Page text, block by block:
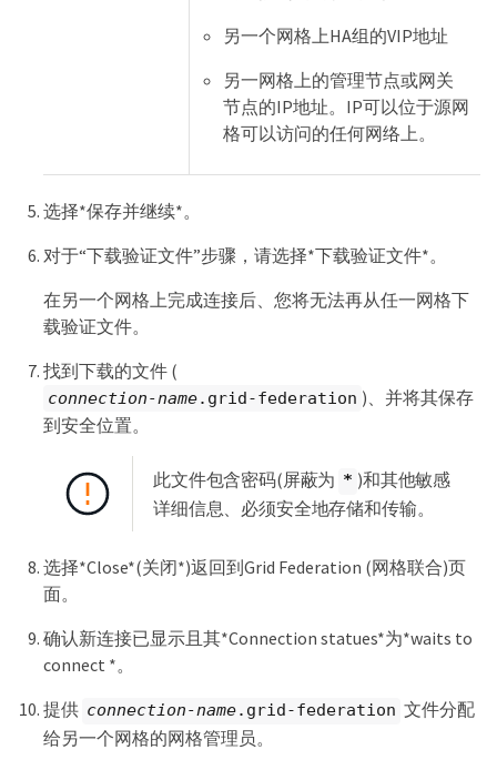
另一个网格上HA组的VIP地址
另一网格上的管理节点或网关
节点的IP地址。IP可以位于源网
格可以访问的任何网络上。
选择*保存并继续*。
对于“下载验证文件”步骤，请选择*下载验证文件*。
在另一个网格上完成连接后、您将无法再从任一网格下
载验证文件。
找到下载的文件 (
connection-name.grid-federation )、并将其保存
到安全位置。
此文件包含密码(屏蔽为 * )和其他敏感
详细信息、必须安全地存储和传输。
选择*Close*(关闭*)返回到Grid Federation (网格联合)页
面。
确认新连接已显示且其*Connection statues*为*waits to
connect *。
提供 connection-name.grid-federation 文件分配
给另一个网格的网格管理员。